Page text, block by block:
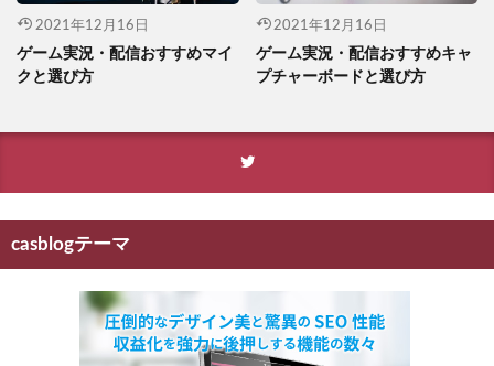
2021年12月16日
ゲーム実況・配信おすすめマイ
クと選び方
2021年12月16日
ゲーム実況・配信おすすめキャ
プチャーボードと選び方
casblogテーマ